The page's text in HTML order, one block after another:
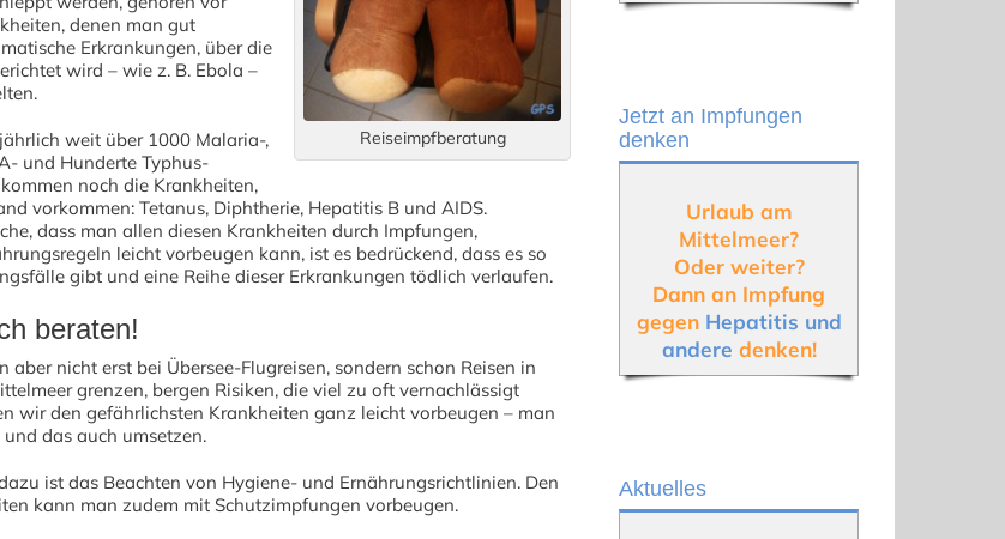
Reiseimpfberatung
denen man gut
Erkrankungen, über die
wird – wie z. B. Ebola –
weit über 1000 Malaria-,
und Hunderte Typhus-
noch die Krankheiten,
vorkommen: Tetanus, Diphtherie, Hepatitis B und AIDS.
dass man allen diesen Krankheiten durch Impfungen,
leicht vorbeugen kann, ist es bedrückend, dass es so
gibt und eine Reihe dieser Erkrankungen tödlich verlaufen.
beraten!
aber nicht erst bei Übersee-Flugreisen, sondern schon Reisen in
grenzen, bergen Risiken, die viel zu oft vernachlässigt
wir den gefährlichsten Krankheiten ganz leicht vorbeugen – man
das auch umsetzen.
ist das Beachten von Hygiene- und Ernährungsrichtlinien. Den
kann man zudem mit Schutzimpfungen vorbeugen.
Jetzt an Impfungen
denken
Urlaub am
Mittelmeer?
Oder weiter?
Dann an Impfung
gegen Hepatitis und
andere denken!
Aktuelles